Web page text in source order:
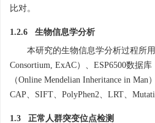
比对。
1.2.6 生物信息学分析
本研究的生物信息学分析过程所用
Consortium, ExAC）、ESP6500数据
（Online Mendelian Inheritance in
CAP、SIFT、PolyPhen2、LRT、
1.3 正常人群突变位点检测